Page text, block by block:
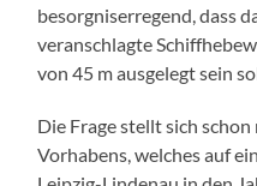
besorgniserregend, dass
veranschlagte
von 45 m ausgelegt sein
Die Frage stellt sich schon
Vorhabens, welches auf